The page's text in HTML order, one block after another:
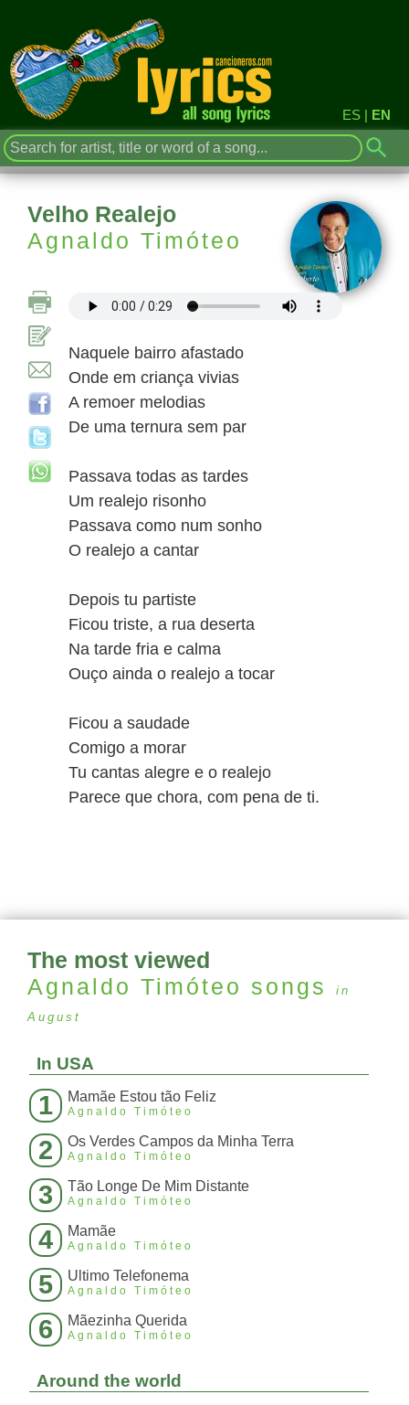
ES | EN
Velho Realejo
Agnaldo Timóteo
Naquele bairro afastado
Onde em criança vivias
A remoer melodias
De uma ternura sem par
Passava todas as tardes
Um realejo risonho
Passava como num sonho
O realejo a cantar
Depois tu partiste
Ficou triste, a rua deserta
Na tarde fria e calma
Ouço ainda o realejo a tocar
Ficou a saudade
Comigo a morar
Tu cantas alegre e o realejo
Parece que chora, com pena de ti.
The most viewed
Agnaldo Timóteo songs
in
August
In USA
1 Mamãe Estou tão Feliz
Agnaldo Timóteo
2 Os Verdes Campos da Minha Terra
Agnaldo Timóteo
3 Tão Longe De Mim Distante
Agnaldo Timóteo
4 Mamãe
Agnaldo Timóteo
5 Ultimo Telefonema
Agnaldo Timóteo
6 Mãezinha Querida
Agnaldo Timóteo
Around the world